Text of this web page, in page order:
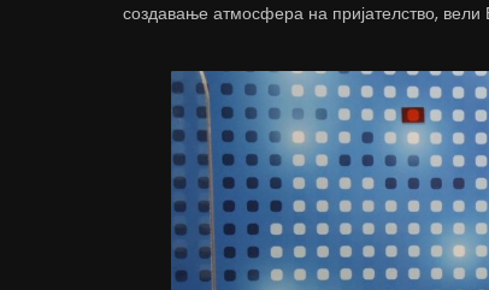
создавање атмосфера на пријателство, вели